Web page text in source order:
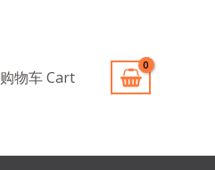
购物车 Cart